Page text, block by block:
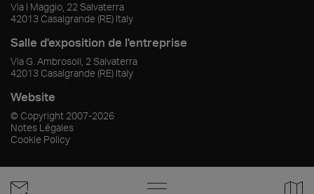
Via I Maggio, 22 Salvaterra
42013 Casalgrande (RE) Italy
Salle d'exposition de l'entreprise
Via G. Ambrosoli, 2 Salvaterra
42013 Casalgrande (RE) Italy
Website
© Copyright 2007-2026
Notes Légales
Cookie Policy